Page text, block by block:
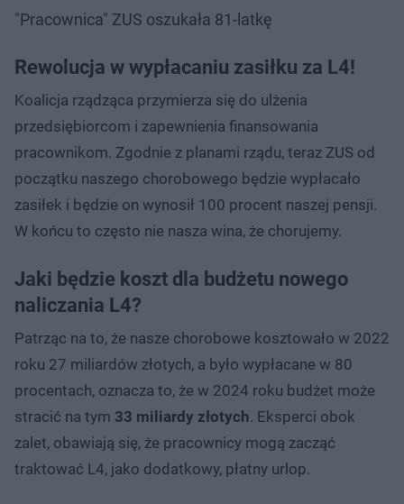
"Pracownica" ZUS oszukała 81-latkę
Rewolucja w wypłacaniu zasiłku za L4!
Koalicja rządząca przymierza się do ulżenia
przedsiębiorcom i zapewnienia finansowania
pracownikom. Zgodnie z planami rządu, teraz ZUS od
początku naszego chorobowego będzie wypłacało
zasiłek i będzie on wynosił 100 procent naszej pensji.
W końcu to często nie nasza wina, że chorujemy.
Jaki będzie koszt dla budżetu nowego
naliczania L4?
Patrząc na to, że nasze chorobowe kosztowało w 2022
roku 27 miliardów złotych, a było wypłacane w 80
procentach, oznacza to, że w 2024 roku budżet może
stracić na tym 33 miliardy złotych. Eksperci obok
zalet, obawiają się, że pracownicy mogą zacząć
traktować L4, jako dodatkowy, płatny urlop.